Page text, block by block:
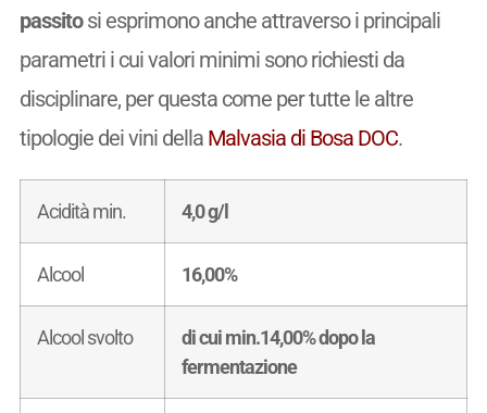
passitosi esprimono anche attraverso i principali
parametri i cui valori minimi sono richiesti da
disciplinare, per questa come per tutte le altre
tipologie dei vini della Malvasia di Bosa DOC.
Acidità min. 4,0 g/l
Alcool 16,00%
Alcool svolto
di cui min.14,00% dopo la
fermentazione